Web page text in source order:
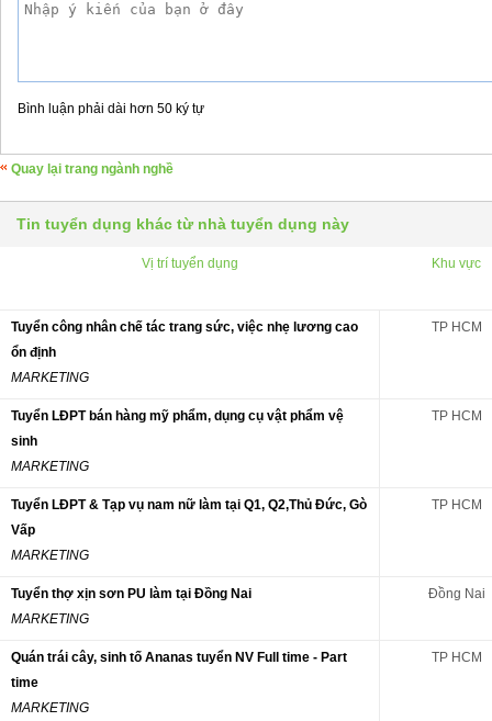
Bình luận phải dài hơn 50 ký tự
Quay lại trang ngành nghề
Tin tuyển dụng khác từ nhà tuyển dụng này
Vị trí tuyển dụng Khu vực
Tuyển công nhân chế tác trang sức, việc nhẹ lương cao
ổn định
MARKETING
TP HCM
Tuyển LĐPT bán hàng mỹ phẩm, dụng cụ vật phẩm vệ
sinh
MARKETING
TP HCM
Tuyển LĐPT & Tạp vụ nam nữ làm tại Q1, Q2,Thủ Đức, Gò
Vấp
MARKETING
TP HCM
Tuyển thợ xịn sơn PU làm tại Đồng Nai
MARKETING
Đồng Nai
Quán trái cây, sinh tố Ananas tuyển NV Full time - Part
time
MARKETING
TP HCM